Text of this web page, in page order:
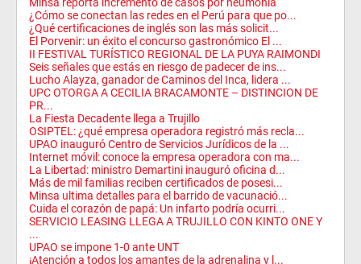
¿Cómo se conectan las redes en el Perú para que po...
¿Qué certificaciones de inglés son las más solicit...
El Porvenir: un éxito el concurso gastronómico El ...
II FESTIVAL TURÍSTICO REGIONAL DE LA PUYA RAIMONDI
Seis señales que estás en riesgo de padecer de ins...
Lucho Alayza, ganador de Caminos del Inca, lidera ...
UPC OTORGA A CECILIA BRACAMONTE – DISTINCION DE
PR...
La Fiesta Decadente llega a Trujillo
OSIPTEL: ¿qué empresa operadora registró más recla...
UPAO inauguró Centro de Servicios Jurídicos de la ...
Internet móvil: conoce la empresa operadora con ma...
La Libertad: ministro Demartini inauguró oficina d...
Más de mil familias reciben certificados de posesi...
Minsa ultima detalles para el barrido de vacunació...
Cuida el corazón de papá: Un infarto podría ocurri...
SERVICIO LEASING LLEGA A TRUJILLO CON KINTO ONE Y
...
UPAO se impone 1-0 ante UNT
¡Atención a todos los amantes de la adrenalina y l...